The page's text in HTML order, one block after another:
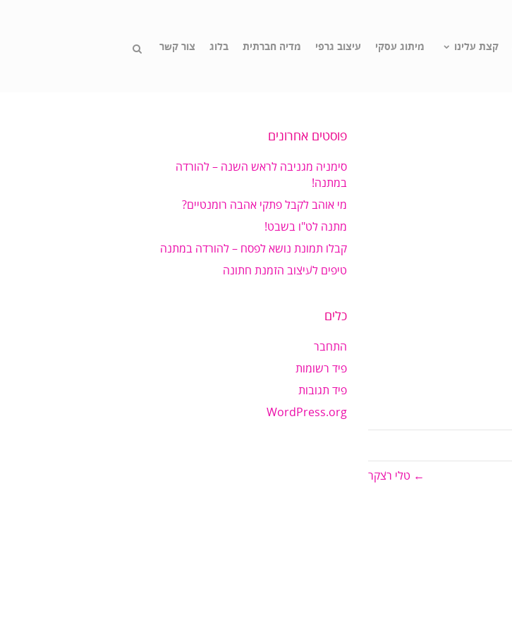
קצת עלינו מיתוג עסקי עיצוב גרפי מדיה חברתית בלוג צור קשר
← טלי רצקר
פוסטים אחרונים
סימניה מגניבה לראש השנה – להורדה
במתנה!
מי אוהב לקבל פתקי אהבה רומנטיים?
מתנה לט"ו בשבט!
קבלו תמונת נושא לפסח – להורדה במתנה
טיפים לעיצוב הזמנת חתונה
כלים
התחבר
פיד רשומות
פיד תגובות
WordPress.org